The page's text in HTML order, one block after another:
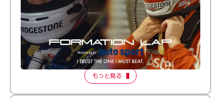
倒す相手を、信じてる。小林利徠斗 × 野村勇斗
【FORMATION LAP Produced by auto sport】
2026 Episode 2
もっと見る